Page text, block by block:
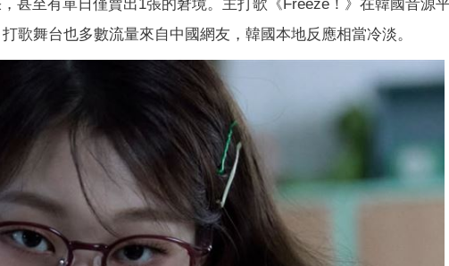
甚至有單日僅賣出1張的窘境。主打歌《Freeze！》在韓國音源
歌舞台也多數流量來自中國網友，韓國本地反應相當冷淡。